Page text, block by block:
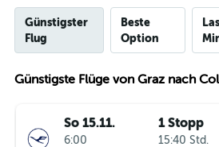
Günstigster
Flug
Beste
Option
Günstigste Flüge von Graz nach
So 15.11.
6:00
1 Stopp
15:40 Std.